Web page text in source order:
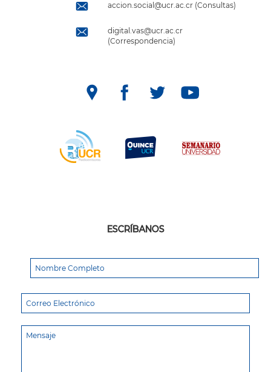
accion.social@ucr.ac.cr (Consultas)
digital.vas@ucr.ac.cr
(Correspondencia)
ESCRÍBANOS